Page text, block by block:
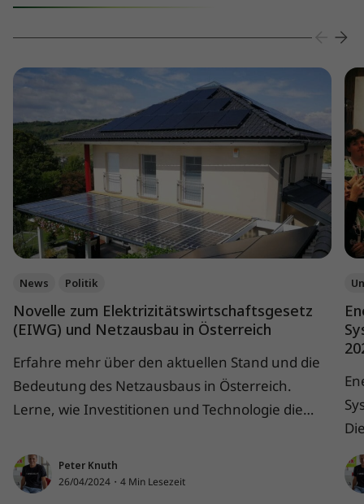
News Politik
Novelle zum Elektrizitätswirtschaftsgesetz
(EIWG) und Netzausbau in Österreich
Erfahre mehr über den aktuellen Stand und die
Bedeutung des Netzausbaus in Österreich.
Lerne, wie Investitionen und Technologie die
Peter Knuth
26/04/2024・4 Min Lesezeit